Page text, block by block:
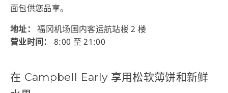
面包供您品享。
地址：
福冈机场国内客运航站楼 2 楼
营业时间：
8:00 至 21:00
在 Campbell Early 享用松软薄饼和新鲜